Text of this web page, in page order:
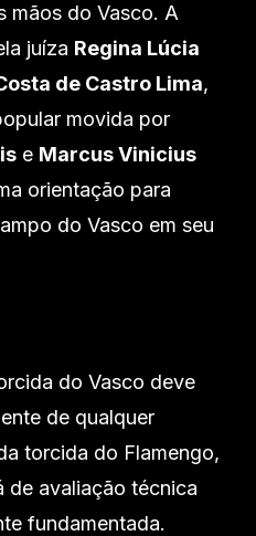
mãos do Vasco. A
juíza Regina Lúcia
de Castro Lima,
movida por
e Marcus Vinicius
orientação para
do Vasco em seu
do Vasco deve
de qualquer
torcida do Flamengo,
de avaliação técnica
fundamentada.